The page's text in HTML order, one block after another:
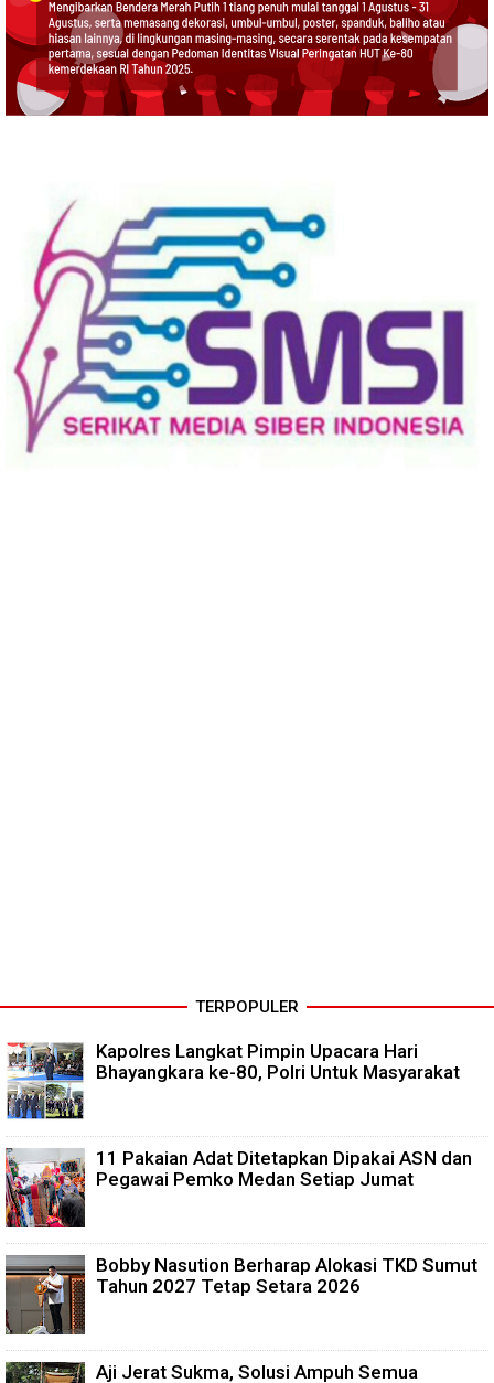
TERPOPULER
Kapolres Langkat Pimpin Upacara Hari
Bhayangkara ke-80, Polri Untuk Masyarakat
11 Pakaian Adat Ditetapkan Dipakai ASN dan
Pegawai Pemko Medan Setiap Jumat
Bobby Nasution Berharap Alokasi TKD Sumut
Tahun 2027 Tetap Setara 2026
Aji Jerat Sukma, Solusi Ampuh Semua